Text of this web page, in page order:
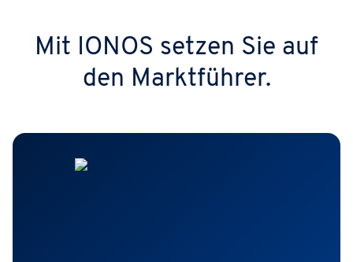
Mit IONOS setzen Sie auf
den Marktführer.